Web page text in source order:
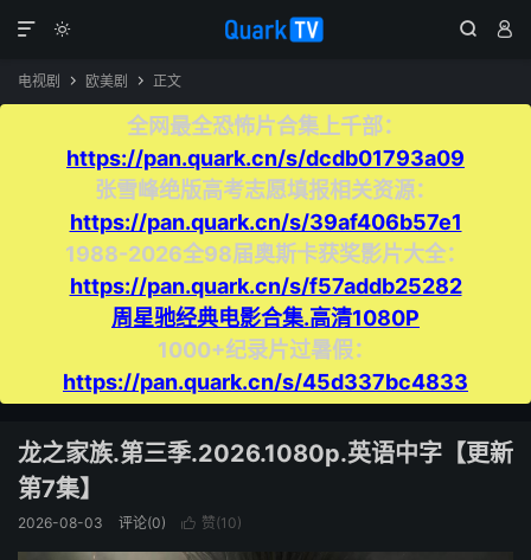
  

电视剧  欧美剧  正文
全网最全恐怖片合集上千部：
https://pan.quark.cn/s/dcdb01793a09
张雪峰绝版高考志愿填报相关资源：
https://pan.quark.cn/s/39af406b57e1
1988-2026全98届奥斯卡获奖影片大全：
https://pan.quark.cn/s/f57addb25282
周星驰经典电影合集.高清1080P
1000+纪录片过暑假：
https://pan.quark.cn/s/45d337bc4833
龙之家族.第三季.2026.1080p.英语中字【更新
第7集】
2026-08-03 评论(0)  赞(10)